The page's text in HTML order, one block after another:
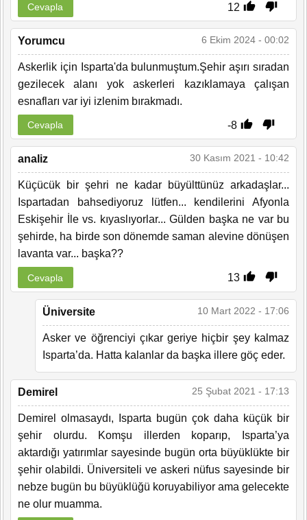
12
Cevapla
Yorumcu 6 Ekim 2024 - 00:02
Askerlik için Isparta'da bulunmuştum.Şehir aşırı sıradan
gezilecek alanı yok askerleri kazıklamaya çalışan
esnafları var iyi izlenim bırakmadı.
-8
Cevapla
analiz 30 Kasım 2021 - 10:42
Küçücük bir şehri ne kadar büyülttünüz arkadaşlar...
Ispartadan bahsediyoruz lütfen... kendilerini Afyonla
Eskişehir İle vs. kıyaslıyorlar... Gülden başka ne var bu
şehirde, ha birde son dönemde saman alevine dönüşen
lavanta var... başka??
13
Cevapla
Üniversite 10 Mart 2022 - 17:06
Asker ve öğrenciyi çıkar geriye hiçbir şey kalmaz
Isparta’da. Hatta kalanlar da başka illere göç eder.
Demirel 25 Şubat 2021 - 17:13
Demirel olmasaydı, Isparta bugün çok daha küçük bir
şehir olurdu. Komşu illerden koparıp, Isparta’ya
aktardığı yatırımlar sayesinde bugün orta büyüklükte bir
şehir olabildi. Üniversiteli ve askeri nüfus sayesinde bir
nebze bugün bu büyüklüğü koruyabiliyor ama gelecekte
ne olur muamma.